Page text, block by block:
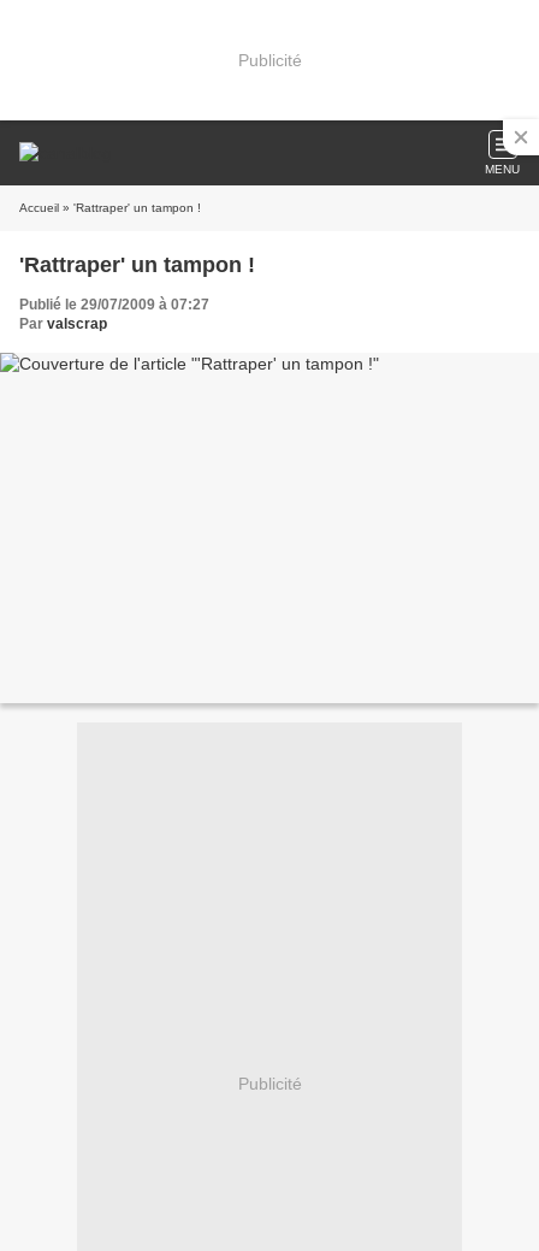
Publicité
MENU
Accueil » 'Rattraper' un tampon !
'Rattraper' un tampon !
Publié le 29/07/2009 à 07:27
Par valscrap
Publicité